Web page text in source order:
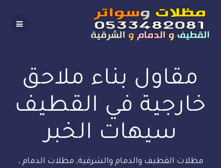
to
content
مقاول بناء ملاحق
خارجية في القطيف
سيهات الخبر
مظلات القطيف والدمام والشرقية, مظلات الدمام ,